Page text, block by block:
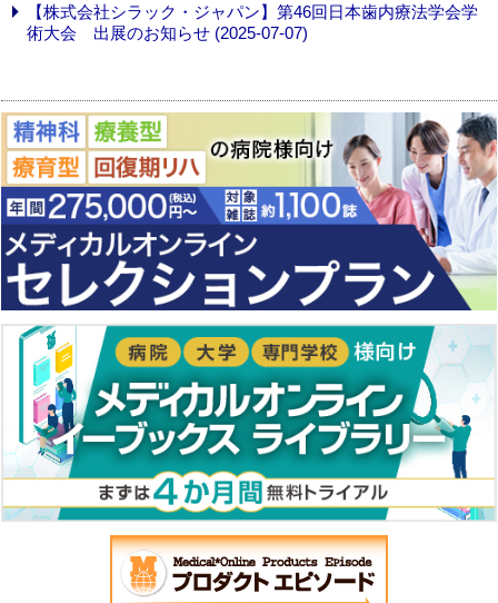
【株式会社シラック・ジャパン】第46回日本歯内療法学会学
術大会 出展のお知らせ (2025-07-07)